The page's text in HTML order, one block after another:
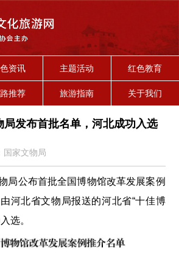
资讯 主题活动 红色教育
推荐 旅游指南 关于我们
局发布首批名单，河北成功入选
国家文物局
局公布首批全国博物馆改革发展案例
河北省文物局报送的河北省“十佳博
选。